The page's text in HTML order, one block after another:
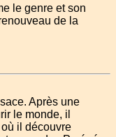
le genre et son
de la
Après une
le monde, il
il découvre